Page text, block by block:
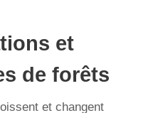
et
de forêts
et changent